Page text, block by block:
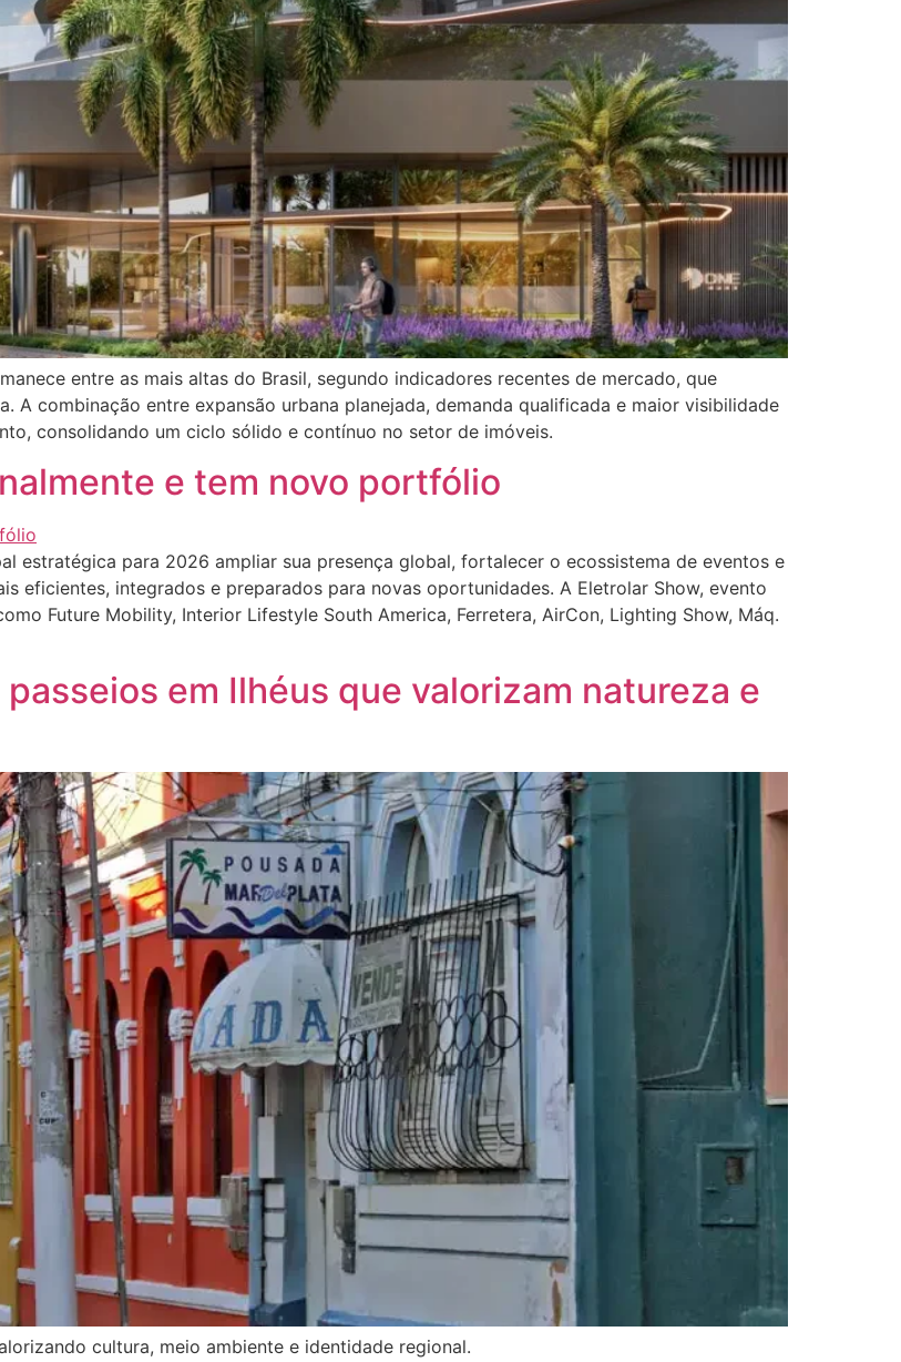
entre as mais altas do Brasil, segundo indicadores recentes de mercado, que
A combinação entre expansão urbana planejada, demanda qualificada e maior visibilidade
consolidando um ciclo sólido e contínuo no setor de imóveis.
e tem novo portfólio
estratégica para 2026 ampliar sua presença global, fortalecer o ecossistema de eventos e
eficientes, integrados e preparados para novas oportunidades. A Eletrolar Show, evento
Future Mobility, Interior Lifestyle South America, Ferretera, AirCon, Lighting Show, Máq.
em Ilhéus que valorizam natureza e
cultura, meio ambiente e identidade regional.